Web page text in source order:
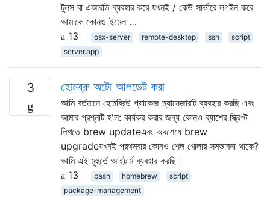
টুলস বা এআরডি ব্যবহার করে যখনই / কেউ সার্ভারে লগইন করে
আমাকে কোনও ইমেল …
13
osx-server remote-desktop ssh
script
server.app
3 হোমব্রু অটো আপডেট করা
আমি বর্তমানে হোমব্রিউ প্যাকেজ ম্যানেজারটি ব্যবহার করছি এবং
আমার প্রশ্নটি হ'ল: কার্যকর করার জন্য কোনও ব্যাশের স্ক্রিপ্ট
লিখতে brew updateএবং অবশেষে brew
upgradeযখনই প্রথমবার কোনও শেল খোলার সম্ভাবনা থাকে?
আমি এই মুহুর্তে আইটার্ম ব্যবহার করছি।
13
bash homebrew
script
package-management